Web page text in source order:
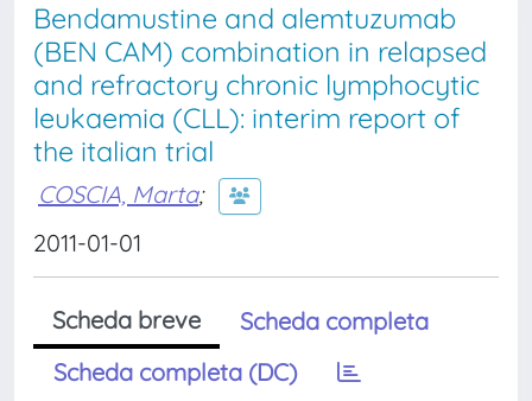
Bendamustine and alemtuzumab
(BEN CAM) combination in relapsed
and refractory chronic lymphocytic
leukaemia (CLL): interim report of
the italian trial
COSCIA, Marta;
2011-01-01
Scheda breve
Scheda completa
Scheda completa (DC)